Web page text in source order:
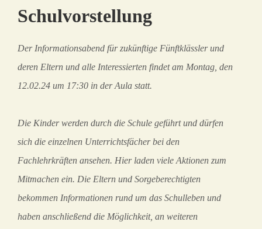
Schulvorstellung
Der Informationsabend für zukünftige Fünftklässler und
deren Eltern und alle Interessierten findet am Montag, den
12.02.24 um 17:30 in der Aula statt.
Die Kinder werden durch die Schule geführt und dürfen
sich die einzelnen Unterrichtsfächer bei den
Fachlehrkräften ansehen. Hier laden viele Aktionen zum
Mitmachen ein. Die Eltern und Sorgeberechtigten
bekommen Informationen rund um das Schulleben und
haben anschließend die Möglichkeit, an weiteren